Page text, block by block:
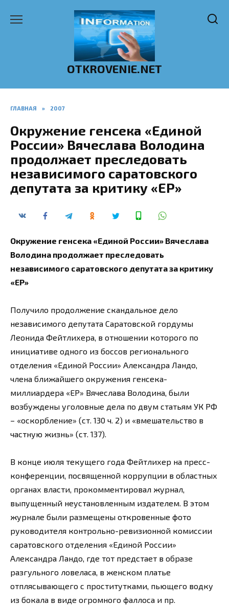
OTKROVENIE.NET
ГЛАВНАЯ » 2007
Окружение генсека «Единой
России» Вячеслава Володина
продолжает преследовать
независимого саратовского
депутата за критику «ЕР»
Окружение генсека «Единой России» Вячеслава
Володина продолжает преследовать
независимого саратовского депутата за критику
«ЕР»
Получило продолжение скандальное дело
независимого депутата Саратовской гордумы
Леонида Фейтлихера, в отношении которого по
инициативе одного из боссов регионального
отделения «Единой России» Александра Ландо,
члена ближайшего окружения генсека-
миллиардера «ЕР» Вячеслава Володина, были
возбуждены уголовные дела по двум статьям УК РФ
– «оскорбление» (ст. 130 ч. 2) и «вмешательство в
частную жизнь» (ст. 137).
В конце июля текущего года Фейтлихер на пресс-
конференции, посвященной коррупции в областных
органах власти, прокомментировал журнал,
выпущенный неустановленным издателем. В этом
журнале были размещены откровенные фото
руководителя контрольно-ревизионной комиссии
саратовского отделения «Единой России»
Александра Ландо, где тот предстает в образе
разгульного ловеласа, в женском платье
отплясывающего с проститутками, пьющего водку
из бокала в виде огромного фаллоса и пр.